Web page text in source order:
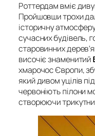
Роттердам вміє
Пройшовши трохи
історичну
сучасних будівель,
старовинних
височіє знаменитий
хмарочос Європи,
який дивом уцілів
червоніють пілони
створюючи